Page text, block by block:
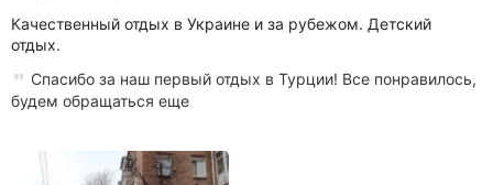
Качественный отдых в Украине и за рубежом. Детский
отдых.
Спасибо за наш первый отдых в Турции! Все понравилось,
будем обращаться еще